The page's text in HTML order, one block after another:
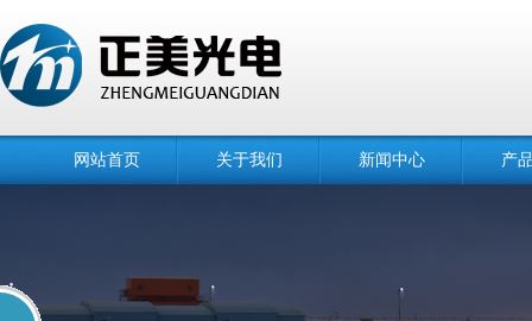
网站首页 关于我们 新闻中心 产